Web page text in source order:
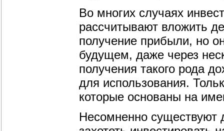
Во многих случаях
рассчитывают вложить
получение прибыли, но
будущем, даже через
получения такого рода
для использования.
которые основаны на
Несомненно существуют